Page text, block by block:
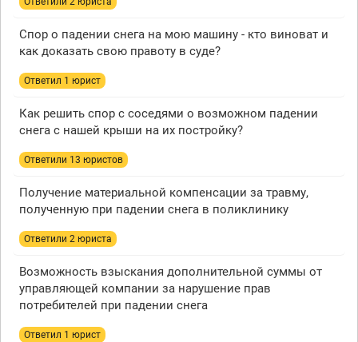
Спор о падении снега на мою машину - кто виноват и
как доказать свою правоту в суде?
Ответил 1 юрист
Как решить спор с соседями о возможном падении
снега с нашей крыши на их постройку?
Ответили 13 юристов
Получение материальной компенсации за травму,
полученную при падении снега в поликлинику
Ответили 2 юристa
Возможность взыскания дополнительной суммы от
управляющей компании за нарушение прав
потребителей при падении снега
Ответил 1 юрист